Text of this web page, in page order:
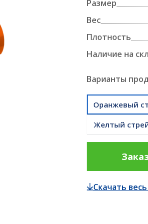
И РИББОНЫ
ПЛЕНКА ДЛЯ УПАКОВКИ ПАЛЛЕТ
Размер
Вес
Плотность
Наличие на
Варианты
Оранжевый
Желтый
Скачать